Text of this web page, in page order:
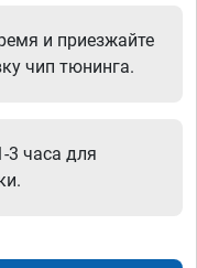
и приезжайте
чип тюнинга.
3 часа для